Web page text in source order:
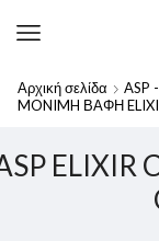
Αρχική σελίδα ASP
MONIMH ΒΑΦΗ
ELIXIR